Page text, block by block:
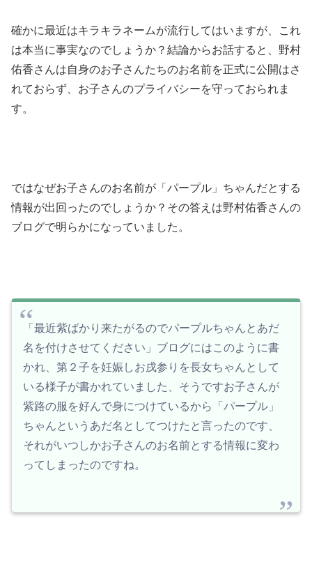
確かに最近はキラキラネームが流行してはいますが、これ
は本当に事実なのでしょうか？結論からお話すると、野村
佑香さんは自身のお子さんたちのお名前を正式に公開はさ
れておらず、お子さんのプライバシーを守っておられま
す。
ではなぜお子さんのお名前が「パープル」ちゃんだとする
情報が出回ったのでしょうか？その答えは野村佑香さんの
ブログで明らかになっていました。
「最近紫ばかり来たがるのでパープルちゃんとあだ
名を付けさせてください」ブログにはこのように書
かれ、第２子を妊娠しお戌参りを長女ちゃんとして
いる様子が書かれていました、そうですお子さんが
紫路の服を好んで身につけているから「パープル」
ちゃんというあだ名としてつけたと言ったのです、
それがいつしかお子さんのお名前とする情報に変わ
ってしまったのですね。